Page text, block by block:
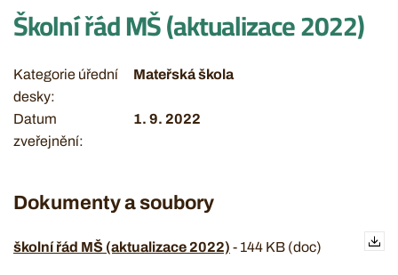
GALERIE
KONTAKTY
Školní řád MŠ (aktualizace 2022)
Kategorie úřední
desky
Mateřská škola
Datum
zveřejnění
1. 9. 2022
Dokumenty a soubory
školní řád MŠ (aktualizace 2022) - 144 KB (doc)